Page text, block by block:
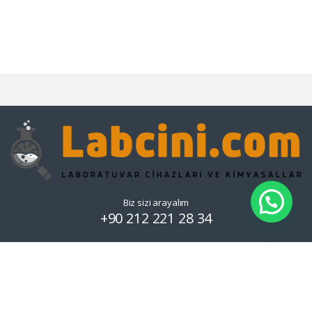
Biz sizi arayalım
+90 212 221 28 34